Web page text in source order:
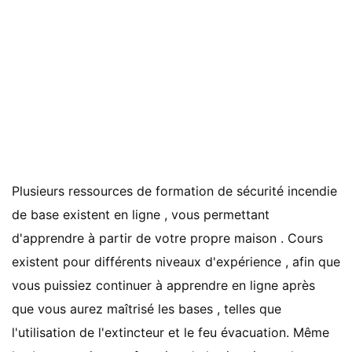
Plusieurs ressources de formation de sécurité incendie
de base existent en ligne , vous permettant
d'apprendre à partir de votre propre maison . Cours
existent pour différents niveaux d'expérience , afin que
vous puissiez continuer à apprendre en ligne après
que vous aurez maîtrisé les bases , telles que
l'utilisation de l'extincteur et le feu évacuation. Même